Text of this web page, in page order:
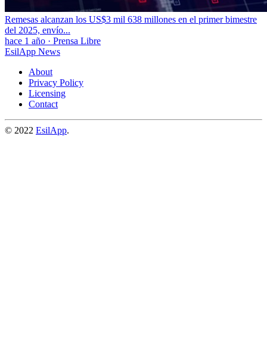
Remesas alcanzan los US$3 mil 638 millones en el primer bimestre
del 2025, envío...
hace 1 año · Prensa Libre
EsilApp News
About
Privacy Policy
Licensing
Contact
© 2022 EsilApp.